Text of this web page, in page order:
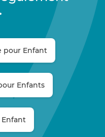
pour Enfant
Enfants